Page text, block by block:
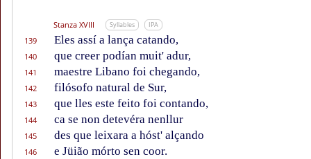
Stanza XVIII Syllables IPA
139 Eles assí a lança catando,
140 que creer podían muit' adur,
141 maestre Libano foi chegando,
142 filósofo natural de Sur,
143 que lles este feito foi contando,
144 ca se non detevéra nenllur
145 des que leixara a hóst' alçando
146 e Jüião mórto sen coor.